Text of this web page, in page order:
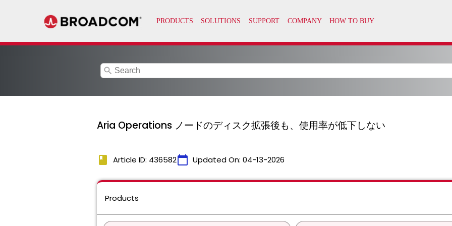
search
Aria Operations ノードのディスク拡張後も、使用率が低下しない
book Article ID: 436582calendar_today Updated On: 04-13-2026
Products